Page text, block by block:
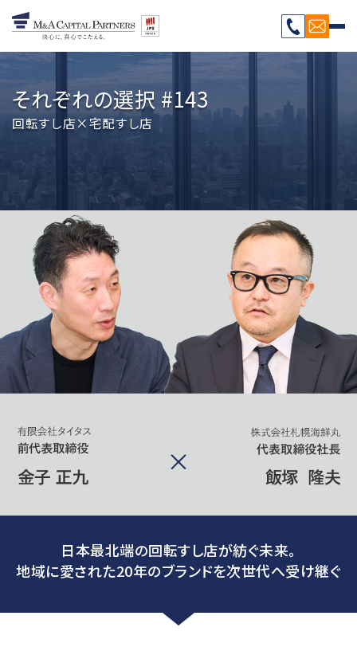
それぞれの選択 #143
回転すし店×宅配すし店
日本最北端の回転すし店が紡ぐ未来。
地域に愛された20年のブランドを次世代へ受け継ぐ